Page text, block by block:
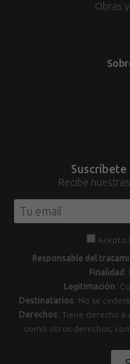
Obras
Recibe
Acepto
Responsable del
Finalidad :
Legitimación:
Destinatarios: No se
Derechos: Tiene derecho a
como otros derechos,